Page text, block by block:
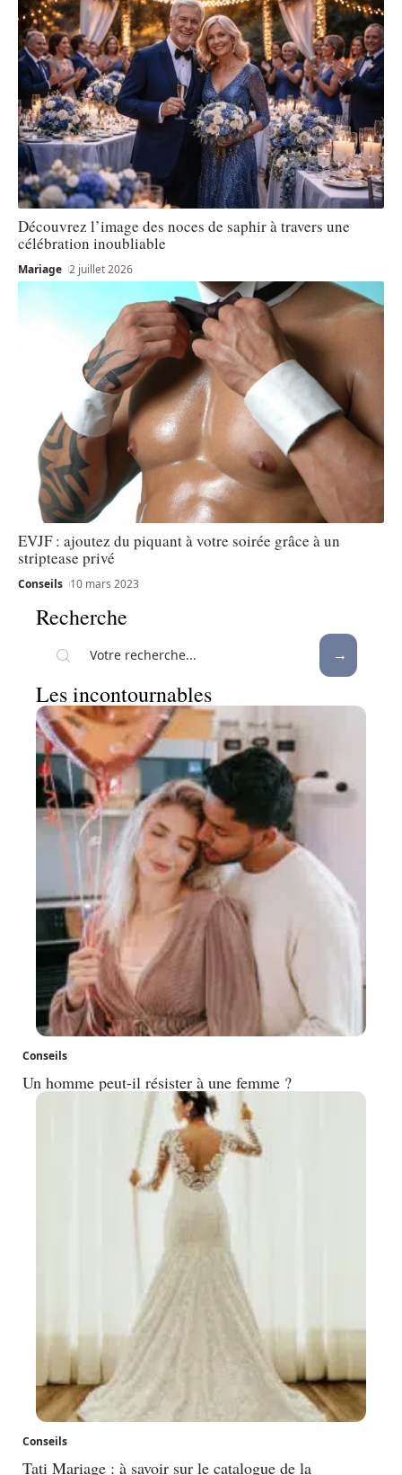
Découvrez l’image des noces de saphir à travers une
célébration inoubliable
Mariage 2 juillet 2026
EVJF : ajoutez du piquant à votre soirée grâce à un
striptease privé
Conseils 10 mars 2023
Recherche
Les incontournables
Conseils
Un homme peut-il résister à une femme ?
Conseils
Tati Mariage : à savoir sur le catalogue de la